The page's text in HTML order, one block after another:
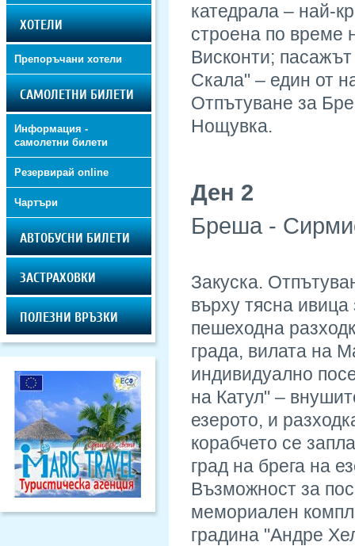
ХОТЕЛИ
Препоръчани хотели
САМОЛЕТНИ БИЛЕТИ
Информация -
самолетни билети
Резервирай online
Чартъри
АВТОБУСНИ БИЛЕТИ
ЗАСТРАХОВКИ
ПОЛЕЗНИ ВРЪЗКИ
катедрала – най-
строена по време
Висконти;
Скала" – един от
Отпътуване за
Нощувка.
Ден 2
Бреша -
Закуска.
върху тясна
пешеходна
града, вилата на
индивидуално
на Катул" –
езерото, и
корабчето се
град на брега на
Възможност за
мемориален
градина "Андре